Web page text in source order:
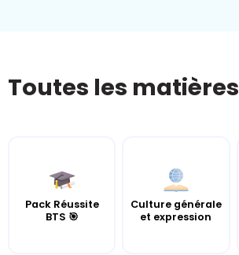
Toutes les matières
Pack Réussite
BTS 🎯
Culture générale
et expression